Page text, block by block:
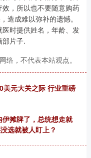
，所以也不要随意购药
造成难以弥补的遗憾。
时提供姓名，年龄、发
部片子.
络，不代表本站观点。
美元大关之际 行业重磅
摊牌了，总统想走就
选就被人盯上？